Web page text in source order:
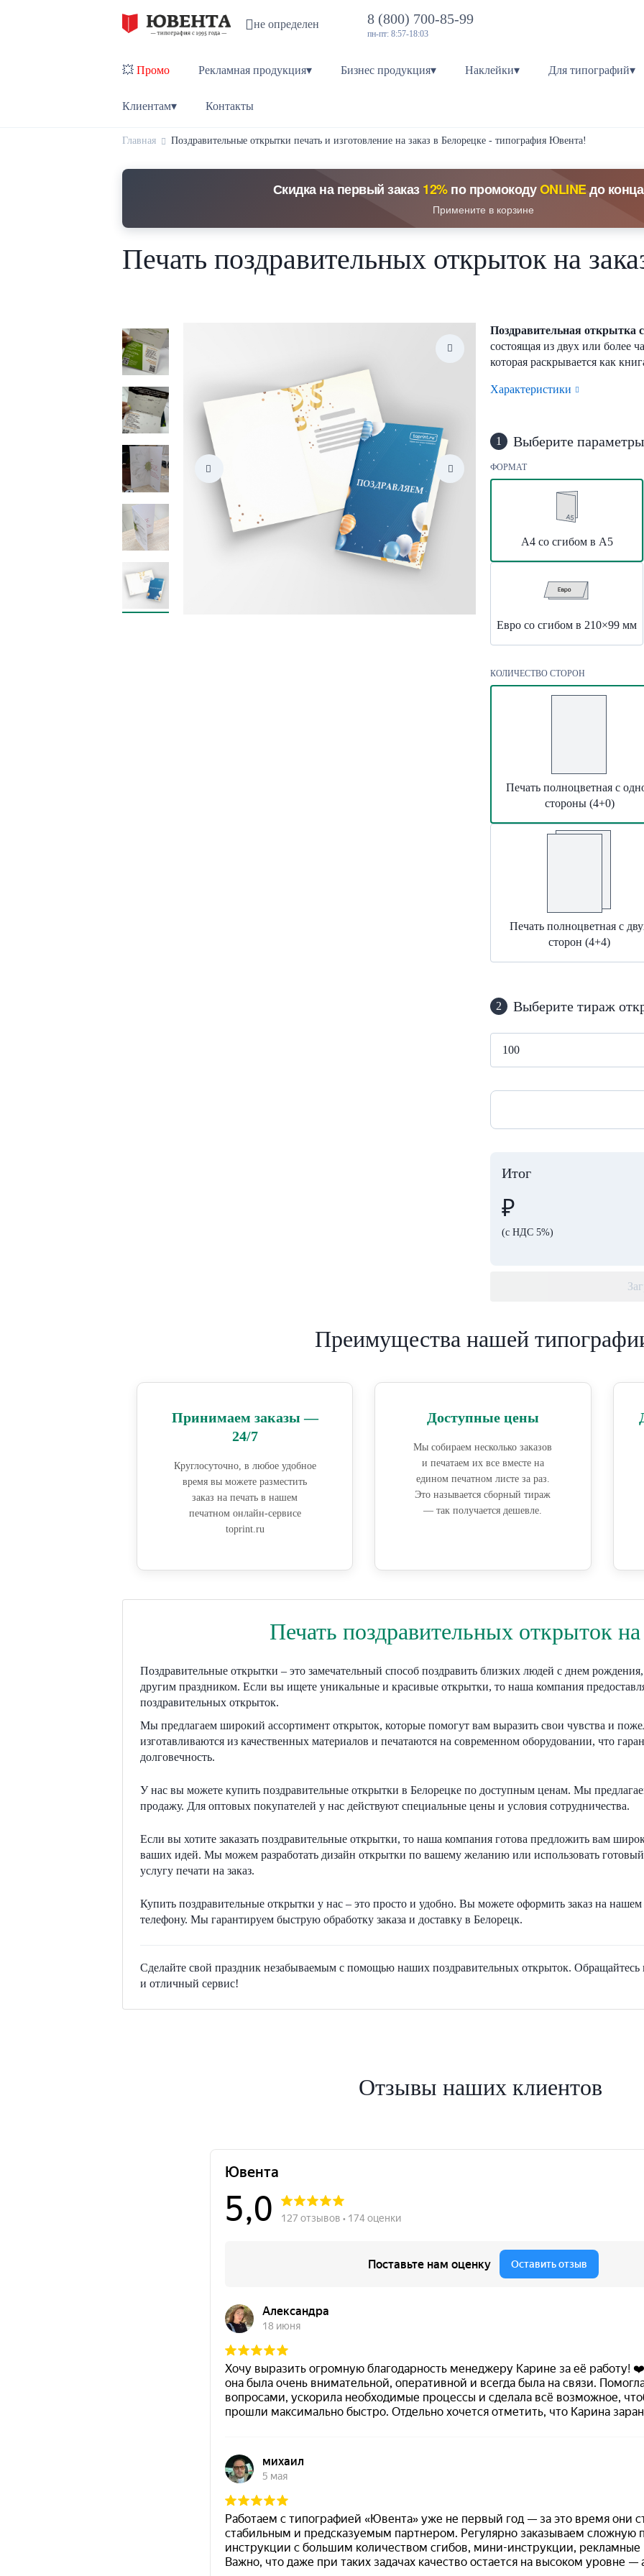
не определен 8 (800) 700-85-99
пн-пт: 8:57-18:03
💥 Промо Рекламная продукция▾ Бизнес продукция▾ Наклейки▾ Для типографий▾
Клиентам▾ Контакты
Главная Поздравительные открытки печать и изготовление на заказ в Белорецке - типография Ювента!
Скидка на первый заказ12%по промокодуONLINEдо
Примените в корзине
Печать поздравительных открыток на
Поздравительная открытка
состоящая из двух или более
которая раскрывается как
Характеристики
1 Выберите параметры
ФОРМАТ
А4 со сгибом в А5
Евро со сгибом в 210×99 мм
КОЛИЧЕСТВО СТОРОН
Печать полноцветная с
стороны (4+0)
Печать полноцветная с
сторон (4+4)
2 Выберите тираж
Итог
₽
(с НДС 5%)
Преимущества нашей
Принимаем заказы —
24/7
Круглосуточно, в любое удобное
время вы можете разместить
заказ на печать в нашем
печатном онлайн-сервисе
toprint.ru
Доступные цены
Мы собираем несколько заказов
и печатаем их все вместе на
едином печатном листе за раз.
Это называется сборный тираж
— так получается дешевле.
Печать поздравительных открыток на
Поздравительные открытки – это замечательный способ поздравить близких людей с днем
другим праздником. Если вы ищете уникальные и красивые открытки, то наша компания
поздравительных открыток.
Мы предлагаем широкий ассортимент открыток, которые помогут вам выразить свои чувства и
изготавливаются из качественных материалов и печатаются на современном оборудовании, что
долговечность.
У нас вы можете купить поздравительные открытки в Белорецке по доступным ценам. Мы
продажу. Для оптовых покупателей у нас действуют специальные цены и условия сотрудничества.
Если вы хотите заказать поздравительные открытки, то наша компания готова предложить вам
ваших идей. Мы можем разработать дизайн открытки по вашему желанию или использовать
услугу печати на заказ.
Купить поздравительные открытки у нас – это просто и удобно. Вы можете оформить заказ на нашем
телефону. Мы гарантируем быструю обработку заказа и доставку в Белорецк.
Сделайте свой праздник незабываемым с помощью наших поздравительных открыток. Обращайтесь
и отличный сервис!
Отзывы наших клиентов